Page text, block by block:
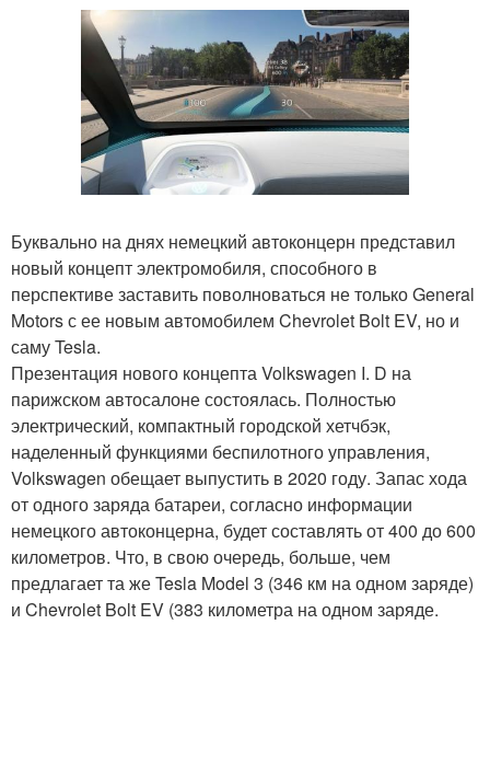
Буквально на днях немецкий автоконцерн представил
новый концепт электромобиля, способного в
перспективе заставить поволноваться не только General
Motors с ее новым автомобилем Chevrolet Bolt EV, но и
саму Tesla.
Презентация нового концепта Volkswagen I. D на
парижском автосалоне состоялась. Полностью
электрический, компактный городской хетчбэк,
наделенный функциями беспилотного управления,
Volkswagen обещает выпустить в 2020 году. Запас хода
от одного заряда батареи, согласно информации
немецкого автоконцерна, будет составлять от 400 до 600
километров. Что, в свою очередь, больше, чем
предлагает та же Tesla Model 3 (346 км на одном заряде)
и Chevrolet Bolt EV (383 километра на одном заряде.